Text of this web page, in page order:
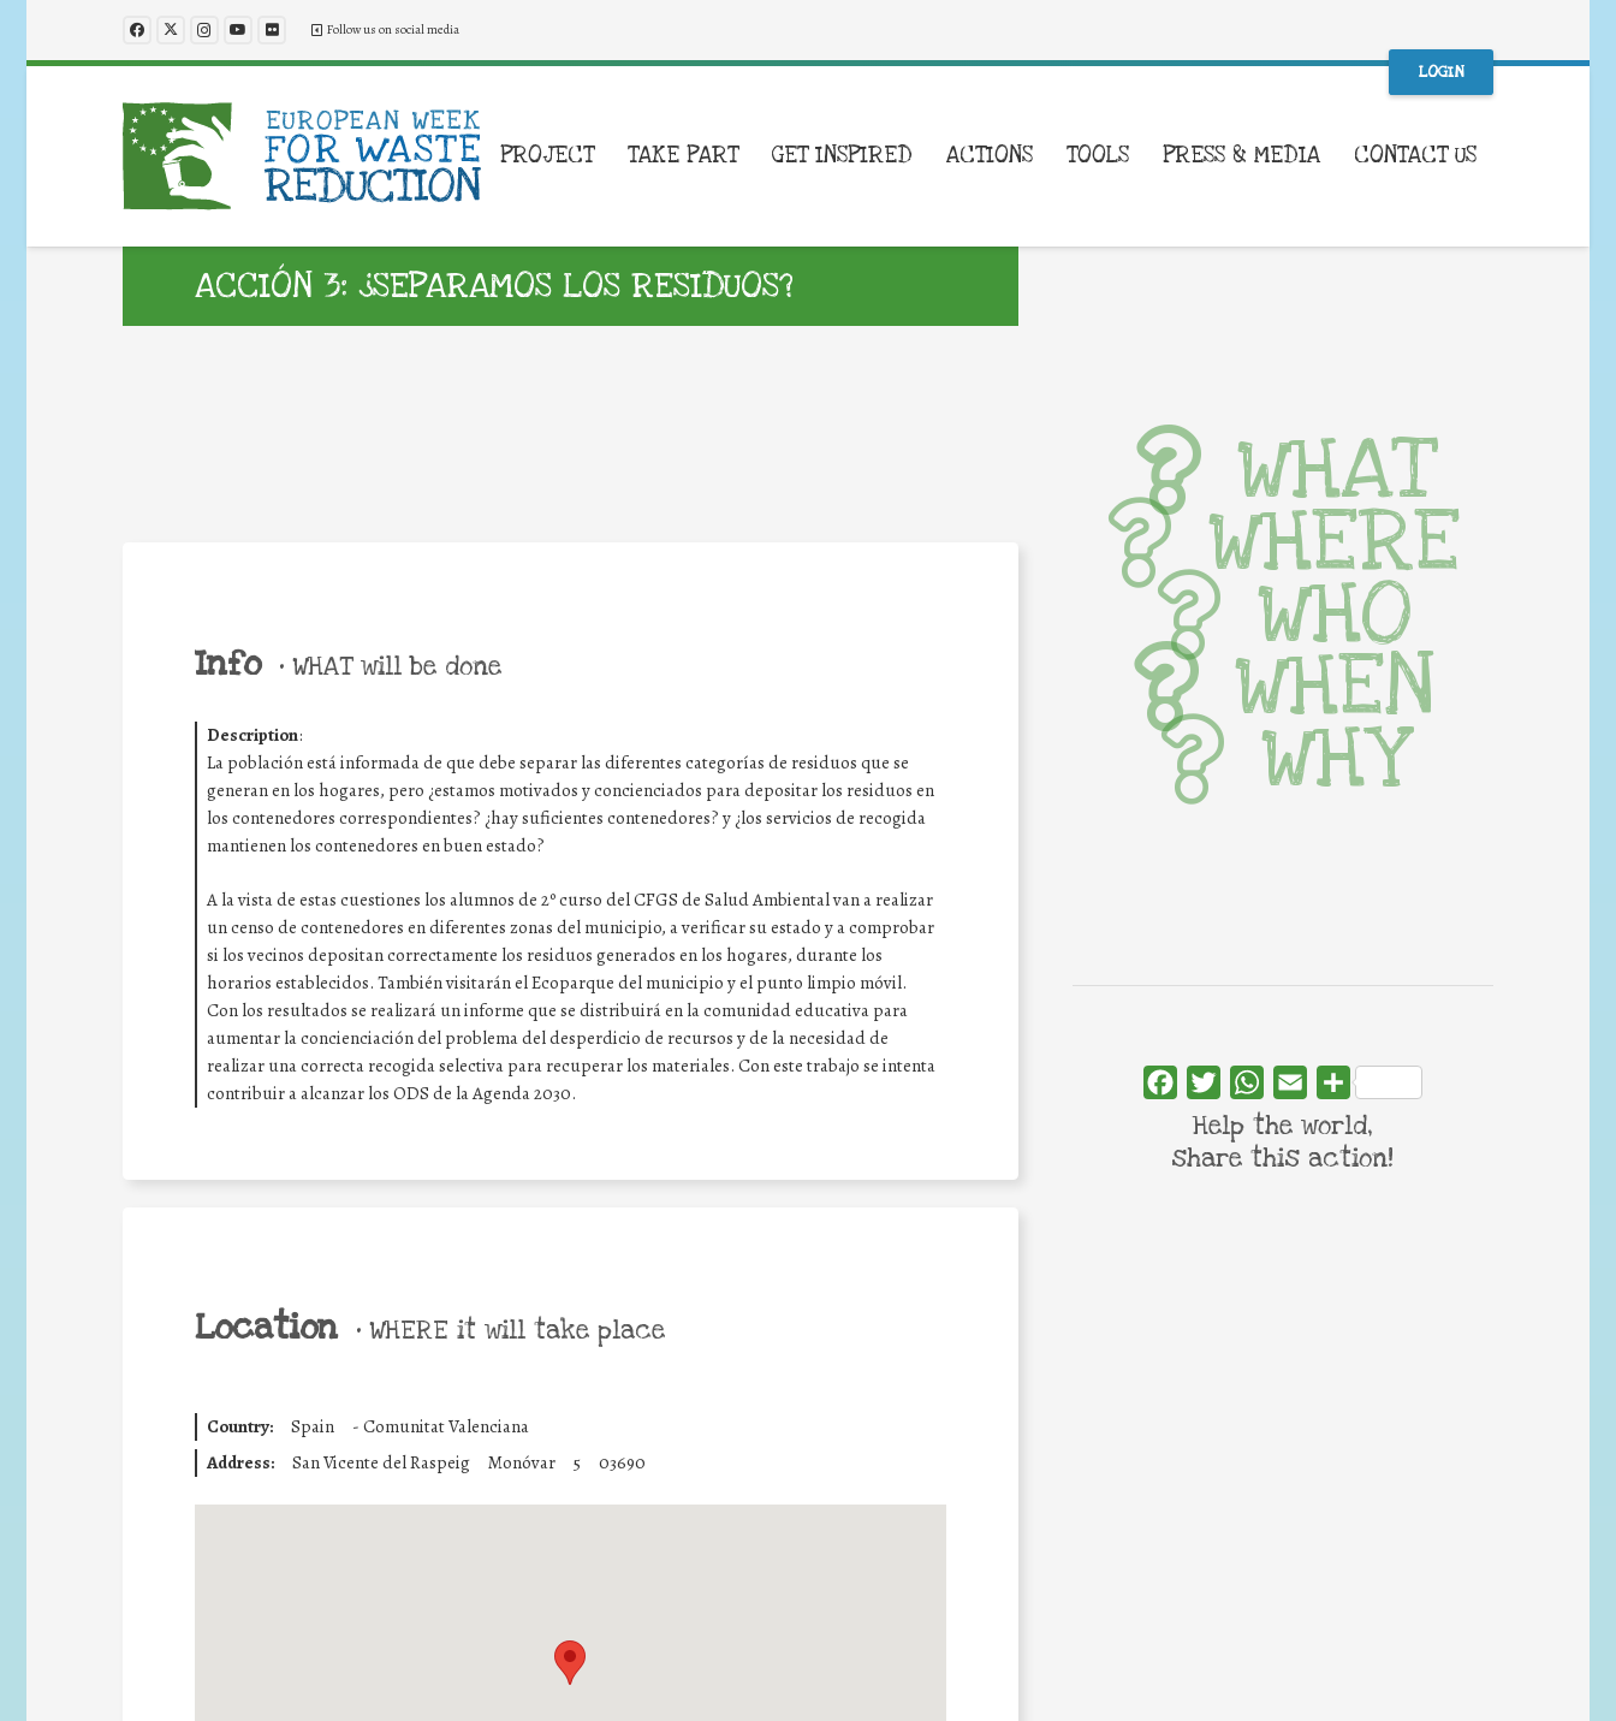
Follow us on social media
LOGIN
PROJECT TAKE PART GET INSPIRED ACTIONS TOOLS PRESS & MEDIA CONTACT US
ACCIÓN 3: ¿SEPARAMOS LOS RESIDUOS?
Info • WHAT will be done
Description:
La población está informada de que debe separar las diferentes categorías de residuos que se
generan en los hogares, pero ¿estamos motivados y concienciados para depositar los residuos en
los contenedores correspondientes? ¿hay suficientes contenedores? y ¿los servicios de recogida
mantienen los contenedores en buen estado?
A la vista de estas cuestiones los alumnos de 2º curso del CFGS de Salud Ambiental van a realizar
un censo de contenedores en diferentes zonas del municipio, a verificar su estado y a comprobar
si los vecinos depositan correctamente los residuos generados en los hogares, durante los
horarios establecidos. También visitarán el Ecoparque del municipio y el punto limpio móvil.
Con los resultados se realizará un informe que se distribuirá en la comunidad educativa para
aumentar la concienciación del problema del desperdicio de recursos y de la necesidad de
realizar una correcta recogida selectiva para recuperar los materiales. Con este trabajo se intenta
contribuir a alcanzar los ODS de la Agenda 2030.
Location • WHERE it will take place
Country: Spain - Comunitat Valenciana
Address:
San Vicente del Raspeig Monóvar 5 03690
WHAT
WHERE
WHO
WHEN
WHY
FacebookTwitterWhatsApp
Email Share
Help the world,
share this action!